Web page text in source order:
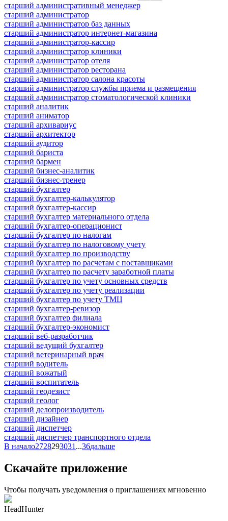
старший административный менеджер
старший администратор
старший администратор баз данных
старший администратор интернет-магазина
старший администратор-кассир
старший администратор клиники
старший администратор отеля
старший администратор ресторана
старший администратор салона красоты
старший администратор службы приема и размещения
старший администратор стоматологической клиники
старший аналитик
старший аниматор
старший архивариус
старший архитектор
старший аудитор
старший бариста
старший бармен
старший бизнес-аналитик
старший бизнес-тренер
старший бухгалтер
старший бухгалтер-калькулятор
старший бухгалтер-кассир
старший бухгалтер материального отдела
старший бухгалтер-операционист
старший бухгалтер по налогам
старший бухгалтер по налоговому учету
старший бухгалтер по производству
старший бухгалтер по расчетам с поставщиками
старший бухгалтер по расчету заработной платы
старший бухгалтер по учету основных средств
старший бухгалтер по учету реализации
старший бухгалтер по учету ТМЦ
старший бухгалтер-ревизор
старший бухгалтер филиала
старший бухгалтер-экономист
старший веб-разработчик
старший ведущий бухгалтер
старший ветеринарный врач
старший водитель
старший вожатый
старший воспитатель
старший геодезист
старший геолог
старший делопроизводитель
старший дизайнер
старший диспетчер
старший диспетчер транспортного отдела
В начало2728293031 ...36дальше
Скачайте приложение
Чтобы получать уведомления о приглашениях мгновенно
HeadHunter